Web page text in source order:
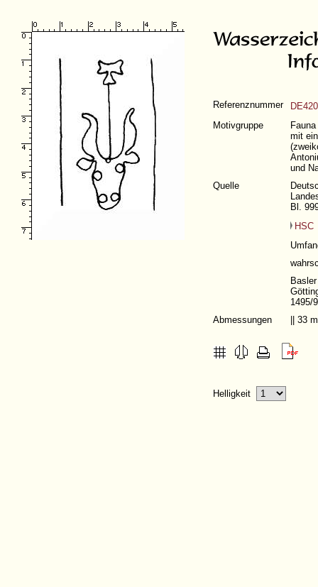
Referenznummer
Motivgruppe
mit
und
Quelle
Bl.
HSC
1495/
Abmessungen
|| 33
Helligkeit